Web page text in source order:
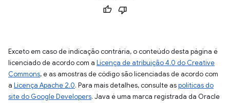
Exceto em caso de indicação contrária, o conteúdo desta página é
licenciado de acordo com a Licença de atribuição 4.0 do Creative
Commons, e as amostras de código são licenciadas de acordo com
a Licença Apache 2.0. Para mais detalhes, consulte aspolíticas do
site do Google Developers. Java é uma marca registrada da Oracle